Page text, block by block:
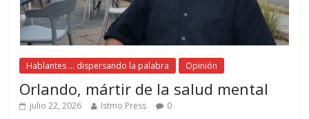
Hablantes ... dispersando la palabra Opinión
Orlando, mártir de la salud mental
julio 22, 2026 Istmo Press 0